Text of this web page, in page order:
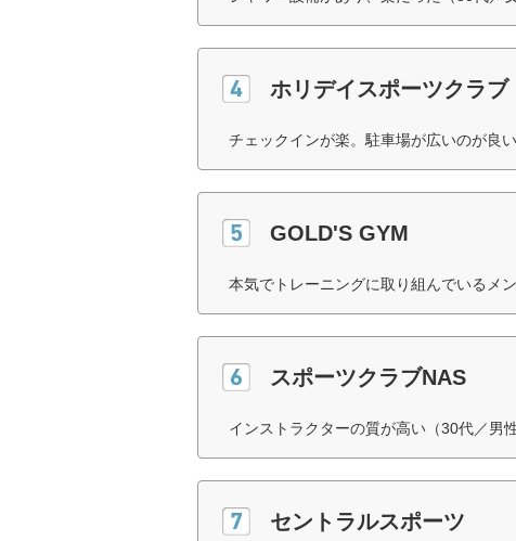
ホリデイスポーツクラブ
チェックインが楽。駐車場が広いのが良
GOLD'S GYM
本気でトレーニングに取り組んでいるメ
スポーツクラブNAS
インストラクターの質が高い（30代／男性
セントラルスポーツ